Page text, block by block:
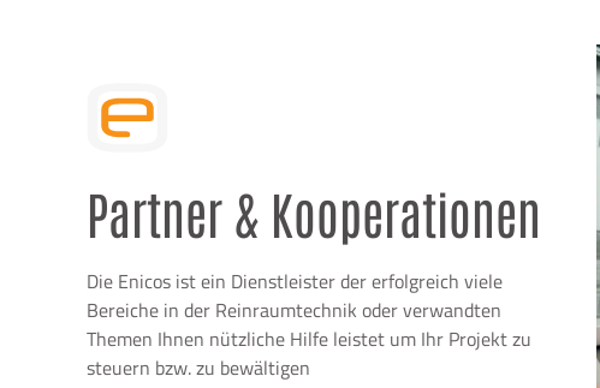
Partner & Kooperationen
Die Enicos ist ein Dienstleister der erfolgreich viele
Bereiche in der Reinraumtechnik oder verwandten
Themen Ihnen nützliche Hilfe leistet um Ihr Projekt zu
steuern bzw. zu bewältigen